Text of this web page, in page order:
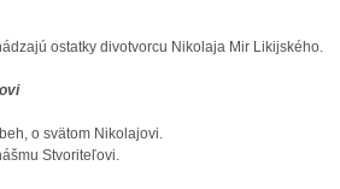
ostatky divotvorcu Nikolaja Mir Likijského.
o svätom Nikolajovi.
Stvoriteľovi.